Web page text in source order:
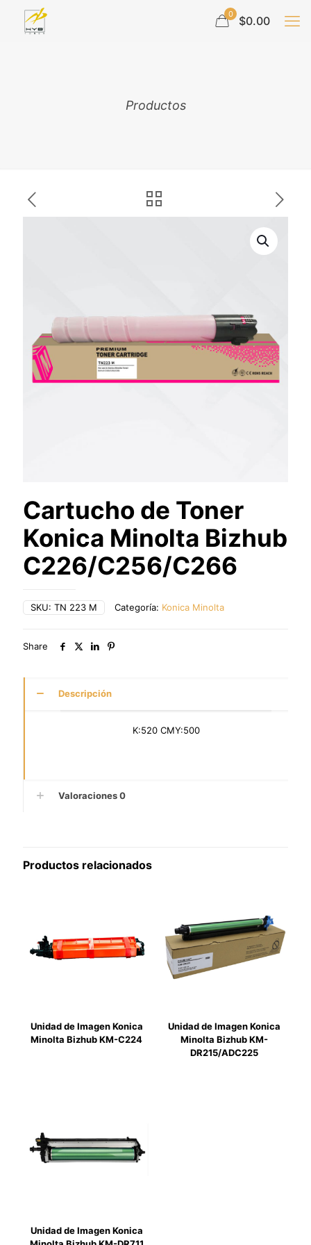
0 $0.00
Productos
Cartucho de Toner
Konica Minolta Bizhub
C226/C256/C266
SKU: TN 223 M Categoría: Konica Minolta
Share
Descripción
K:520 CMY:500
Valoraciones0
Productos relacionados
Unidad de Imagen Konica
Minolta Bizhub KM-C224
Unidad de Imagen Konica
Minolta Bizhub KM-
DR215/ADC225
Unidad de Imagen Konica